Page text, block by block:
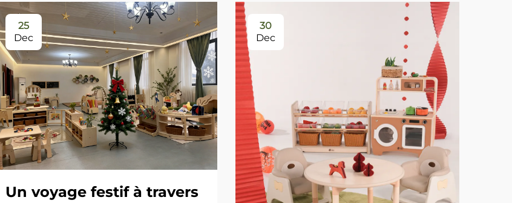
25
Dec
Un voyage festif à travers
30
Dec